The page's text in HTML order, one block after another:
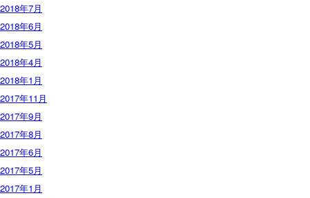
2018年7月
2018年6月
2018年5月
2018年4月
2018年1月
2017年11月
2017年9月
2017年8月
2017年6月
2017年5月
2017年1月